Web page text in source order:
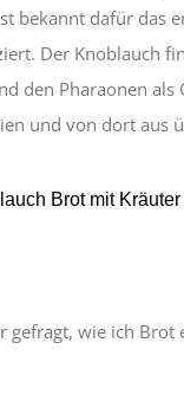
bekannt dafür das
Der Knoblauch
den Pharaonen
und von dort aus
wie ich